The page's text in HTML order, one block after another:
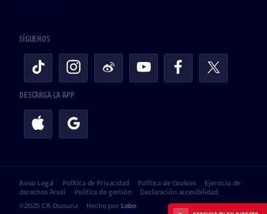
SÍGUENOS
DESCARGA LA APP
Aviso Legal Política de Privacidad Política de Cookies
Ejercicio de
derechos Arsol
Política de gestión
Declaración accesibilidad
©2025 CA Osasuna
Hecho por Lobo